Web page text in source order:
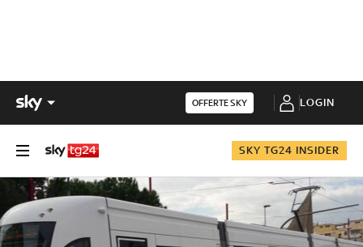
OFFERTE SKY LOGIN
SKY TG24 INSIDER